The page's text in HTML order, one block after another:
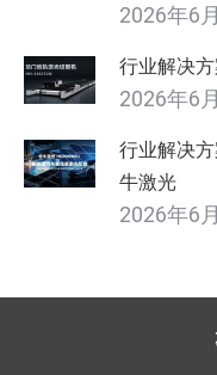
2026年6
行业解决
2026年6
行业解决
牛激光
2026年6